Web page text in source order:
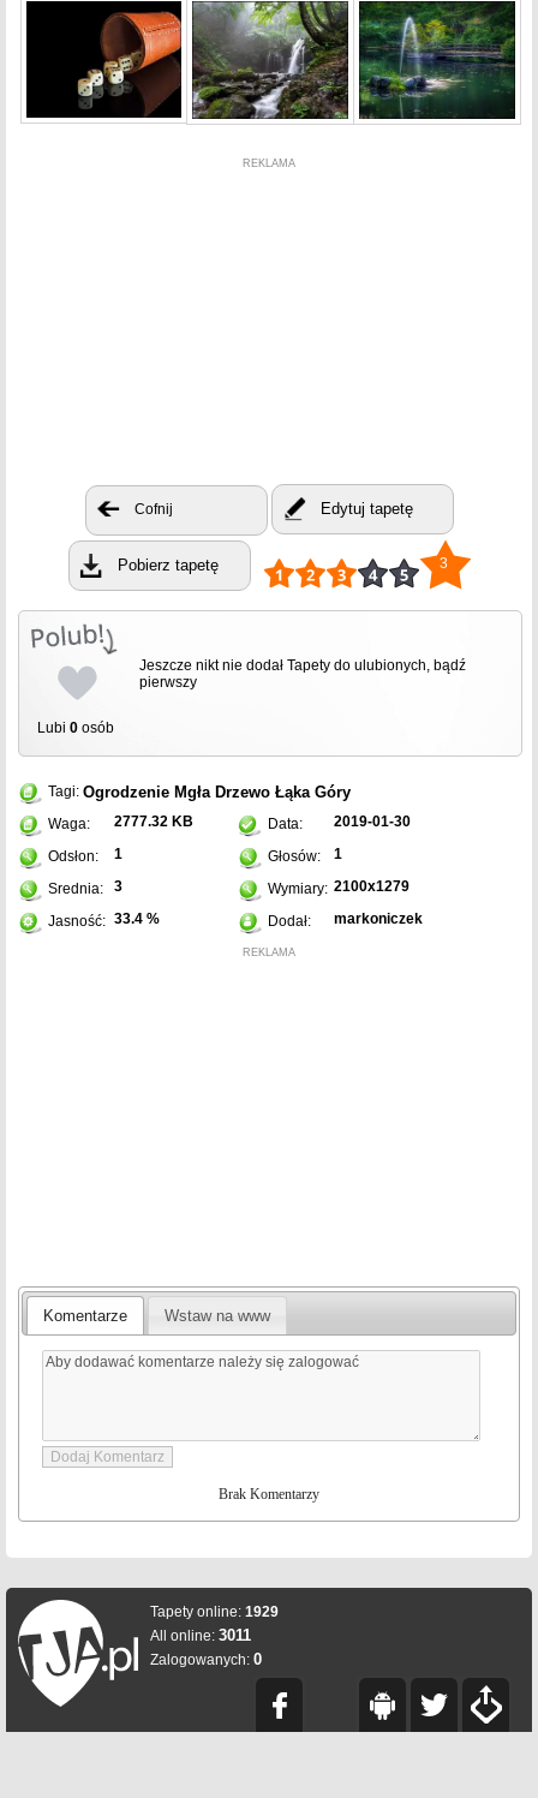
REKLAMA
Cofnij Edytuj tapetę
Pobierz tapetę 3
Lubi 0 osób
Jeszcze nikt nie dodał Tapety do ulubionych, bądź
pierwszy
Tagi: Ogrodzenie Mgła Drzewo Łąka Góry
Waga: 2777.32 KB Data: 2019-01-30
Odsłon: 1 Głosów: 1
Srednia: 3 Wymiary: 2100x1279
Jasność: 33.4 % Dodał: markoniczek
REKLAMA
Komentarze Wstaw na www
Brak Komentarzy
Tapety online: 1929
All online: 3011
Zalogowanych: 0